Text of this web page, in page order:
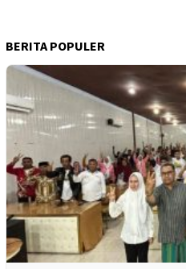
BERITA POPULER